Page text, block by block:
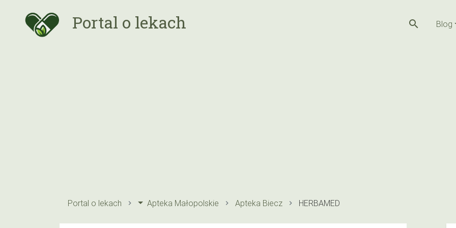
Portal o lekach search Blog
Portal o lekach Apteka Małopolskie Apteka Biecz HERBAMED